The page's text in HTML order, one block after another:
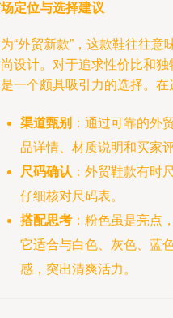
定位与选择建议
“外贸新款”，这款鞋往往
设计。对于追求性价比和
一个颇具吸引力的选择。在
渠道甄别 ：通过可靠的外
品详情、材质说明和买家
尺码确认 ：外贸鞋款有时
仔细核对尺码表。
搭配思考 ：粉色虽是亮点
它适合与白色、灰色、蓝
感，突出清爽活力。